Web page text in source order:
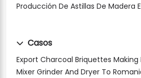
Producción De Astillas De Madera
Casos
Export Charcoal Briquettes
Mixer Grinder And Dryer To